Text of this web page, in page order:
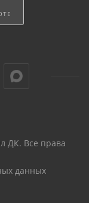
ДК. Все права
данных